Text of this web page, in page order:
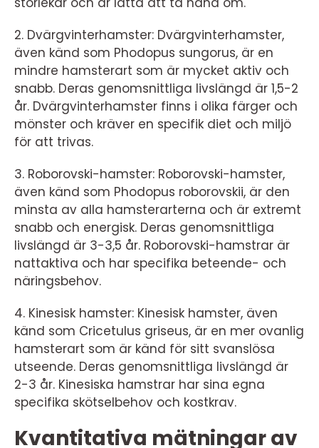
2. Dvärgvinterhamster: Dvärgvinterhamster,
även känd som Phodopus sungorus, är en
mindre hamsterart som är mycket aktiv och
snabb. Deras genomsnittliga livslängd är 1,5-2
år. Dvärgvinterhamster finns i olika färger och
mönster och kräver en specifik diet och miljö
för att trivas.
3. Roborovski-hamster: Roborovski-hamster,
även känd som Phodopus roborovskii, är den
minsta av alla hamsterarterna och är extremt
snabb och energisk. Deras genomsnittliga
livslängd är 3-3,5 år. Roborovski-hamstrar är
nattaktiva och har specifika beteende- och
näringsbehov.
4. Kinesisk hamster: Kinesisk hamster, även
känd som Cricetulus griseus, är en mer ovanlig
hamsterart som är känd för sitt svanslösa
utseende. Deras genomsnittliga livslängd är
2-3 år. Kinesiska hamstrar har sina egna
specifika skötselbehov och kostkrav.
Kvantitativa mätningar av